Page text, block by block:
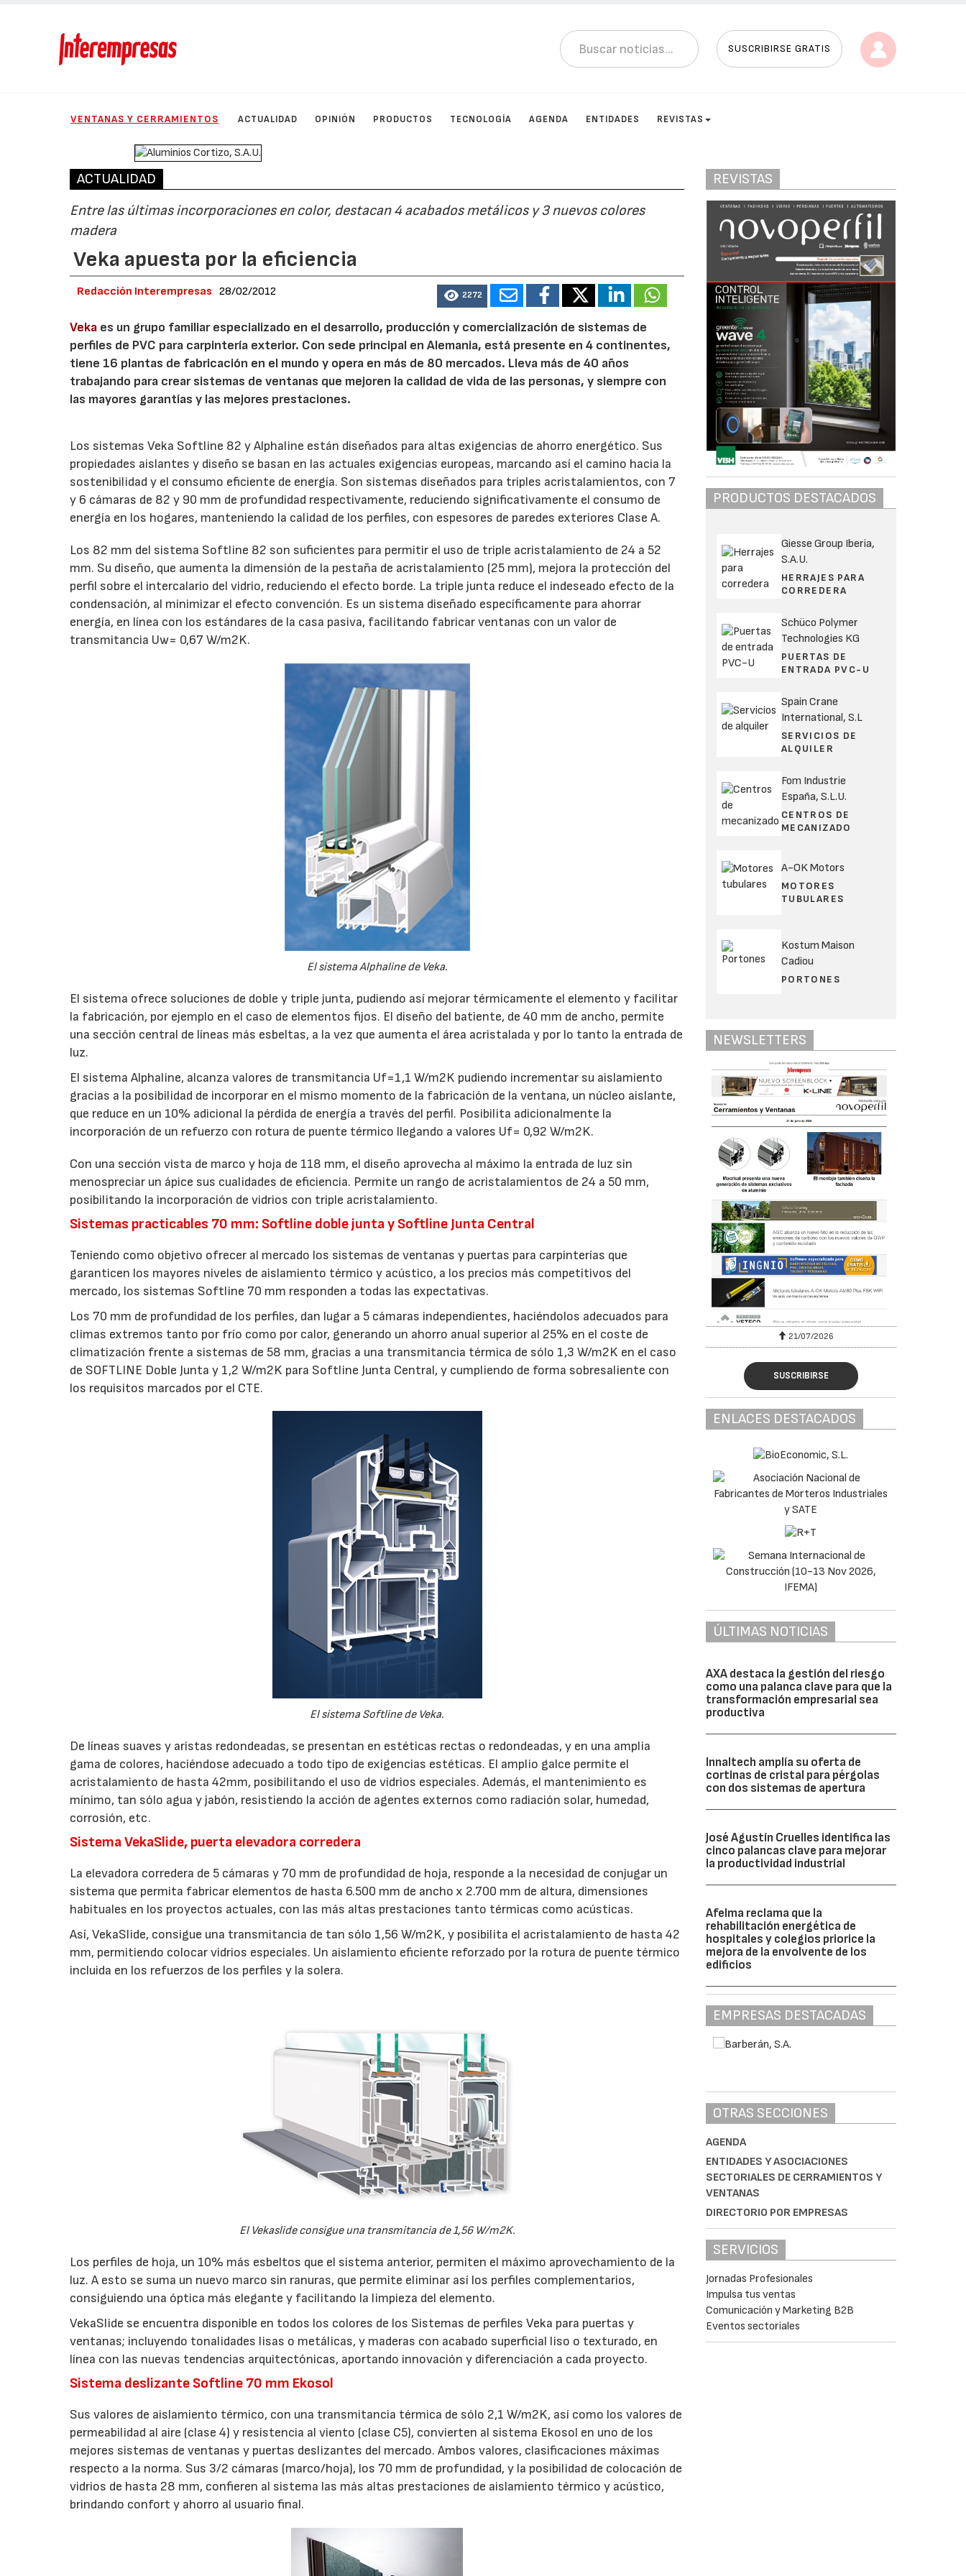
SUSCRIBIRSE GRATIS
VENTANAS Y CERRAMIENTOS ACTUALIDAD OPINIÓN PRODUCTOS TECNOLOGÍA AGENDA ENTIDADES REVISTAS
ACTUALIDAD
Entre las últimas incorporaciones en color, destacan 4 acabados metálicos y 3 nuevos colores
madera
Veka apuesta por la eficiencia
Redacción Interempresas 28/02/2012 2272
Veka es un grupo familiar especializado en el desarrollo, producción y comercialización de sistemas de
perfiles de PVC para carpintería exterior. Con sede principal en Alemania, está presente en 4 continentes,
tiene 16 plantas de fabricación en el mundo y opera en más de 80 mercados. Lleva más de 40 años
trabajando para crear sistemas de ventanas que mejoren la calidad de vida de las personas, y siempre con
las mayores garantías y las mejores prestaciones.
Los sistemas Veka Softline 82 y Alphaline están diseñados para altas exigencias de ahorro energético. Sus
propiedades aislantes y diseño se basan en las actuales exigencias europeas, marcando así el camino hacia la
sostenibilidad y el consumo eficiente de energía. Son sistemas diseñados para triples acristalamientos, con 7
y 6 cámaras de 82 y 90 mm de profundidad respectivamente, reduciendo significativamente el consumo de
energía en los hogares, manteniendo la calidad de los perfiles, con espesores de paredes exteriores Clase A.
Los 82 mm del sistema Softline 82 son suficientes para permitir el uso de triple acristalamiento de 24 a 52
mm. Su diseño, que aumenta la dimensión de la pestaña de acristalamiento (25 mm), mejora la protección del
perfil sobre el intercalario del vidrio, reduciendo el efecto borde. La triple junta reduce el indeseado efecto de la
condensación, al minimizar el efecto convención. Es un sistema diseñado específicamente para ahorrar
energía, en línea con los estándares de la casa pasiva, facilitando fabricar ventanas con un valor de
transmitancia Uw= 0,67 W/m2K.
El sistema Alphaline de Veka.
El sistema ofrece soluciones de doble y triple junta, pudiendo así mejorar térmicamente el elemento y facilitar
la fabricación, por ejemplo en el caso de elementos fijos. El diseño del batiente, de 40 mm de ancho, permite
una sección central de líneas más esbeltas, a la vez que aumenta el área acristalada y por lo tanto la entrada de
luz.
El sistema Alphaline, alcanza valores de transmitancia Uf=1,1 W/m2K pudiendo incrementar su aislamiento
gracias a la posibilidad de incorporar en el mismo momento de la fabricación de la ventana, un núcleo aislante,
que reduce en un 10% adicional la pérdida de energía a través del perfil. Posibilita adicionalmente la
incorporación de un refuerzo con rotura de puente térmico llegando a valores Uf= 0,92 W/m2K.
Con una sección vista de marco y hoja de 118 mm, el diseño aprovecha al máximo la entrada de luz sin
menospreciar un ápice sus cualidades de eficiencia. Permite un rango de acristalamientos de 24 a 50 mm,
posibilitando la incorporación de vidrios con triple acristalamiento.
Sistemas practicables 70 mm: Softline doble junta y Softline Junta Central
Teniendo como objetivo ofrecer al mercado los sistemas de ventanas y puertas para carpinterías que
garanticen los mayores niveles de aislamiento térmico y acústico, a los precios más competitivos del
mercado, los sistemas Softline 70 mm responden a todas las expectativas.
Los 70 mm de profundidad de los perfiles, dan lugar a 5 cámaras independientes, haciéndolos adecuados para
climas extremos tanto por frío como por calor, generando un ahorro anual superior al 25% en el coste de
climatización frente a sistemas de 58 mm, gracias a una transmitancia térmica de sólo 1,3 W/m2K en el caso
de SOFTLINE Doble Junta y 1,2 W/m2K para Softline Junta Central, y cumpliendo de forma sobresaliente con
los requisitos marcados por el CTE.
El sistema Softline de Veka.
De líneas suaves y aristas redondeadas, se presentan en estéticas rectas o redondeadas, y en una amplia
gama de colores, haciéndose adecuado a todo tipo de exigencias estéticas. El amplio galce permite el
acristalamiento de hasta 42mm, posibilitando el uso de vidrios especiales. Además, el mantenimiento es
mínimo, tan sólo agua y jabón, resistiendo la acción de agentes externos como radiación solar, humedad,
corrosión, etc.
Sistema VekaSlide, puerta elevadora corredera
La elevadora corredera de 5 cámaras y 70 mm de profundidad de hoja, responde a la necesidad de conjugar un
sistema que permita fabricar elementos de hasta 6.500 mm de ancho x 2.700 mm de altura, dimensiones
habituales en los proyectos actuales, con las más altas prestaciones tanto térmicas como acústicas.
Así, VekaSlide, consigue una transmitancia de tan sólo 1,56 W/m2K, y posibilita el acristalamiento de hasta 42
mm, permitiendo colocar vidrios especiales. Un aislamiento eficiente reforzado por la rotura de puente térmico
incluida en los refuerzos de los perfiles y la solera.
El Vekaslide consigue una transmitancia de 1,56 W/m2K.
Los perfiles de hoja, un 10% más esbeltos que el sistema anterior, permiten el máximo aprovechamiento de la
luz. A esto se suma un nuevo marco sin ranuras, que permite eliminar así los perfiles complementarios,
consiguiendo una óptica más elegante y facilitando la limpieza del elemento.
VekaSlide se encuentra disponible en todos los colores de los Sistemas de perfiles Veka para puertas y
ventanas; incluyendo tonalidades lisas o metálicas, y maderas con acabado superficial liso o texturado, en
línea con las nuevas tendencias arquitectónicas, aportando innovación y diferenciación a cada proyecto.
Sistema deslizante Softline 70 mm Ekosol
Sus valores de aislamiento térmico, con una transmitancia térmica de sólo 2,1 W/m2K, así como los valores de
permeabilidad al aire (clase 4) y resistencia al viento (clase C5), convierten al sistema Ekosol en uno de los
mejores sistemas de ventanas y puertas deslizantes del mercado. Ambos valores, clasificaciones máximas
respecto a la norma. Sus 3/2 cámaras (marco/hoja), los 70 mm de profundidad, y la posibilidad de colocación de
vidrios de hasta 28 mm, confieren al sistema las más altas prestaciones de aislamiento térmico y acústico,
brindando confort y ahorro al usuario final.
REVISTAS
PRODUCTOS DESTACADOS
Giesse Group Iberia,
S.A.U.
HERRAJES PARA
CORREDERA
Schüco Polymer
Technologies KG
PUERTAS DE
ENTRADA PVC-U
Spain Crane
International, S.L
SERVICIOS DE
ALQUILER
Fom Industrie
España, S.L.U.
CENTROS DE
MECANIZADO
A-OK Motors
MOTORES
TUBULARES
Kostum Maison
Cadiou
PORTONES
NEWSLETTERS
21/07/2026 28/07/2026 21/07/2026
SUSCRIBIRSE
ENLACES DESTACADOS
ÚLTIMAS NOTICIAS
AXA destaca la gestión del riesgo
como una palanca clave para que la
transformación empresarial sea
productiva
Innaltech amplía su oferta de
cortinas de cristal para pérgolas
con dos sistemas de apertura
José Agustín Cruelles identifica las
cinco palancas clave para mejorar
la productividad industrial
Afelma reclama que la
rehabilitación energética de
hospitales y colegios priorice la
mejora de la envolvente de los
edificios
EMPRESAS DESTACADAS
OTRAS SECCIONES
AGENDA
ENTIDADES Y ASOCIACIONES
SECTORIALES DE CERRAMIENTOS Y
VENTANAS
DIRECTORIO POR EMPRESAS
SERVICIOS
Jornadas Profesionales
Impulsa tus ventas
Comunicación y Marketing B2B
Eventos sectoriales